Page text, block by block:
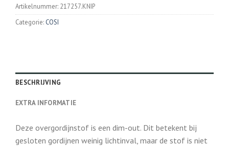
Artikelnummer: 217257.KNIP
Categorie: COSI
BESCHRIJVING
EXTRA INFORMATIE
Deze overgordijnstof is een dim-out. Dit betekent bij
gesloten gordijnen weinig lichtinval, maar de stof is niet